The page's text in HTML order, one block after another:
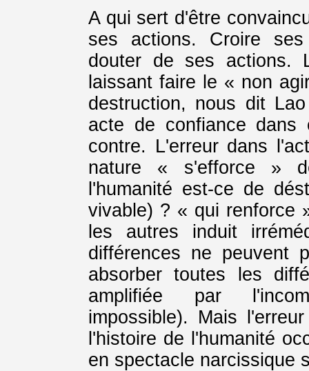
A qui sert d'être
ses actions. Croire
douter de ses actions.
laissant faire le « non
destruction, nous dit
acte de confiance
contre. L'erreur dans
nature « s'efforce »
l'humanité est-ce de
vivable) ? « qui renforce
les autres induit
différences ne peuvent
absorber toutes les
amplifiée par
impossible). Mais
l'histoire de l'humanité
en spectacle narcissique